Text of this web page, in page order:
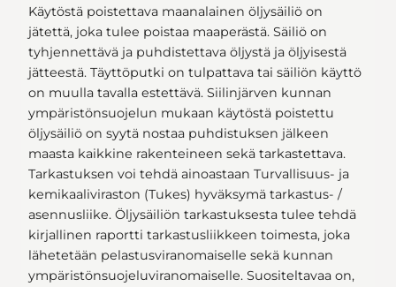
Käytöstä poistettava maanalainen öljysäiliö on
jätettä, joka tulee poistaa maaperästä. Säiliö on
tyhjennettävä ja puhdistettava öljystä ja öljyisestä
jätteestä. Täyttöputki on tulpattava tai säiliön käyttö
on muulla tavalla estettävä. Siilinjärven kunnan
ympäristönsuojelun mukaan käytöstä poistettu
öljysäiliö on syytä nostaa puhdistuksen jälkeen
maasta kaikkine rakenteineen sekä tarkastettava.
Tarkastuksen voi tehdä ainoastaan Turvallisuus- ja
kemikaaliviraston (Tukes) hyväksymä tarkastus- /
asennusliike. Öljysäiliön tarkastuksesta tulee tehdä
kirjallinen raportti tarkastusliikkeen toimesta, joka
lähetetään pelastusviranomaiselle sekä kunnan
ympäristönsuojeluviranomaiselle. Suositeltavaa on,